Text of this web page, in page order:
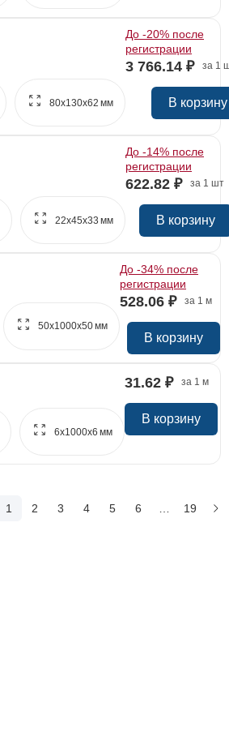
80x130x62 мм
До -20% после
регистрации
3 766.14 ₽ за 1
В корзину
22x45x33 мм
До -14% после
регистрации
622.82 ₽ за 1 шт
В корзину
50x1000x50мм
До -34% после
регистрации
528.06 ₽ за 1 м
В корзину
6x1000x6 мм
31.62 ₽ за 1 м
В корзину
1 2 3 4 5 6 19